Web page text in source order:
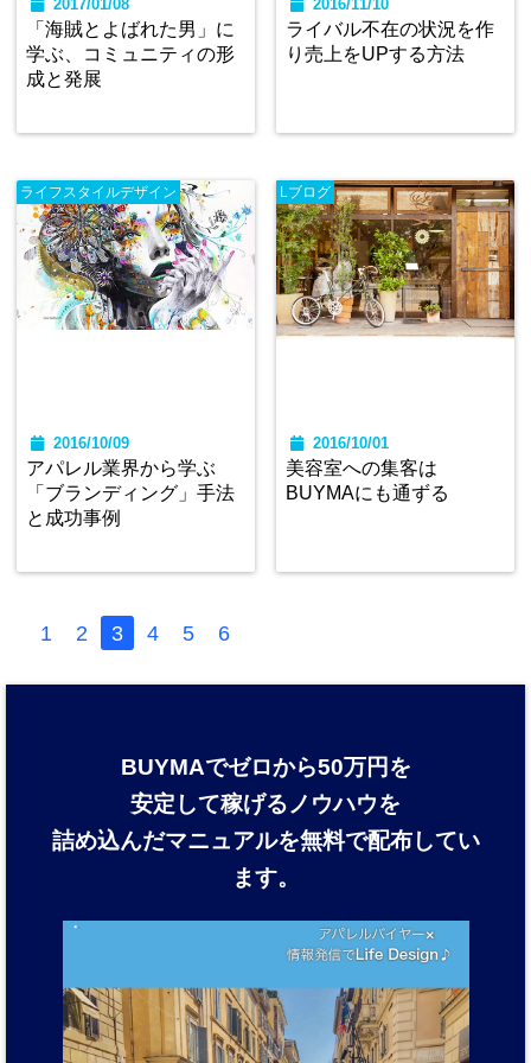
2017/01/08
「海賊とよばれた男」に
学ぶ、コミュニティの形
成と発展
2016/11/10
ライバル不在の状況を作
り売上をUPする方法
ライフスタイルデザイン
2016/10/09
アパレル業界から学ぶ
「ブランディング」手法
と成功事例
Lブログ
2016/10/01
美容室への集客は
BUYMAにも通ずる
1 2 3 4 5 6
BUYMAでゼロから50万円を
安定して稼げるノウハウを
詰め込んだマニュアルを無料で配布してい
ます。